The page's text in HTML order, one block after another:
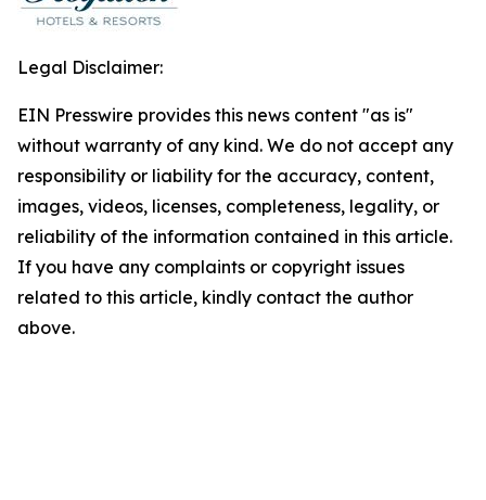
Legal Disclaimer:
EIN Presswire provides this news content "as is"
without warranty of any kind. We do not accept any
responsibility or liability for the accuracy, content,
images, videos, licenses, completeness, legality, or
reliability of the information contained in this article.
If you have any complaints or copyright issues
related to this article, kindly contact the author
above.